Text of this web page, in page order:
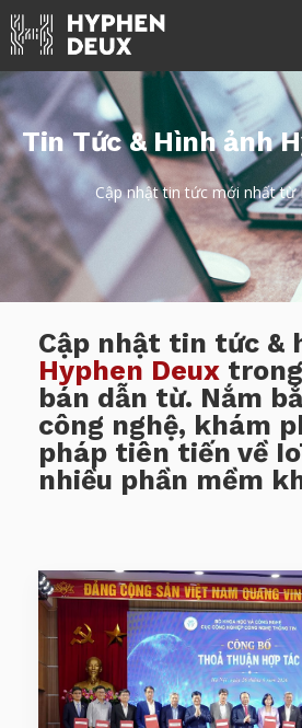
Tin Tức & Hình ảnh
Cập nhật tin tức mới nhất từ
Cập nhật tin tức &
Hyphen Deux
bán dẫn từ. Nắm
công nghệ, khám
pháp tiên tiến về
nhiều phần mềm